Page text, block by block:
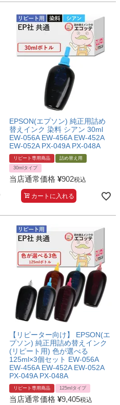
EPSON(エプソン) 純正用詰め
替えインク 染料 シアン 30ml
EW-056A EW-456A EW-452A
EW-052A PX-049A PX-048A
リピート専用商品
詰め替え用
30mlタイプ
当店通常価格 ¥902税込
カートに入れる
【リピーター向け】 EPSON(エ
プソン) 純正用詰め替えインク
(リピート用) 色が選べる
125ml×3個セット EW-056A
EW-456A EW-452A EW-052A
PX-049A PX-048A
リピート専用商品 125mlタイプ
当店通常価格 ¥9,405税込